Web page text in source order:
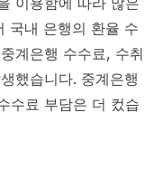
국내 은행의 환율 수
계은행 수수료, 수취
했습니다. 중계은행
수료 부담은 더 컸습